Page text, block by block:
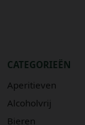
CATEGORIEËN
Aperitieven
Alcoholvrij
Bieren